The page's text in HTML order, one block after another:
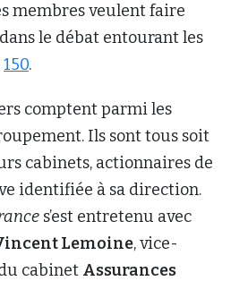
membres veulent faire
le débat entourant les
150.
comptent parmi les
Ils sont tous soit
cabinets, actionnaires de
identifiée à sa direction.
s’est entretenu avec
Lemoine, vice-
cabinet Assurances